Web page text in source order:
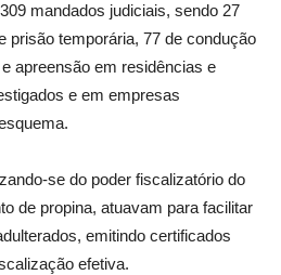
mandados judiciais, sendo 27
prisão temporária, 77 de condução
apreensão em residências e
e em empresas
se do poder fiscalizatório do
de propina, atuavam para facilitar
emitindo certificados
efetiva.